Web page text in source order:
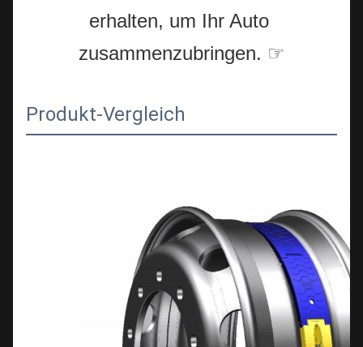
erhalten, um Ihr Auto
zusammenzubringen. ☞
Produkt-Vergleich